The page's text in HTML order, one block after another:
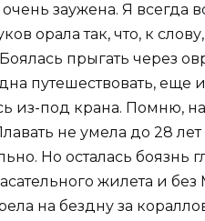
заужена. Я всегда
орала так, что, к
прыгать через
путешествовать,
из-под крана. Помню,
не умела до 28
Но осталась боязнь
жилета и
на бездну за